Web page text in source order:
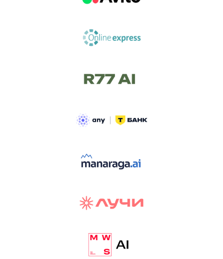
Новый трек «AI-native» — отражение
стремительных изменений в подходах
Доклады, дискуссия и битва AI-агентов — 25 июня